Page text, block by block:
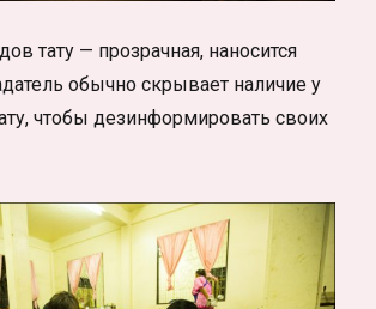
тату — прозрачная, наносится
обычно скрывает наличие у
чтобы дезинформировать своих